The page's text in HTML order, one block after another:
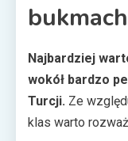
Najbardziej
wokół bardzo
Turcji. Ze
klas warto